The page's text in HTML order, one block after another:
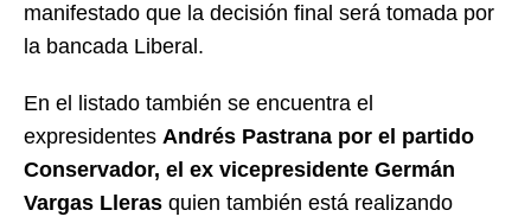
manifestado que la decisión final será tomada por
la bancada Liberal.
En el listado también se encuentra el
expresidentes Andrés Pastrana por el partido
Conservador, el ex vicepresidente Germán
Vargas Lleras quien también está realizando